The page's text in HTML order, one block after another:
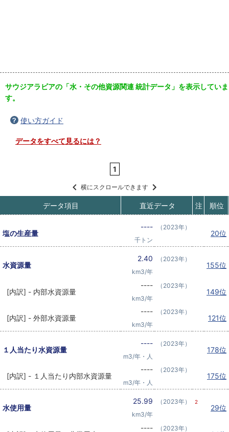
サウジアラビアの「水・その他資源関連 統計データ」を表示していま
す。
使い方ガイド
データをすべて見るには？
1
横にスクロールできます
データ項目 直近データ 注 順位
塩の生産量
----
千トン
（2023年）
20位
水資源量
2.40
km3/年
（2023年）
155位
[内訳] - 内部水資源量
----
km3/年
（2023年）
149位
[内訳] - 外部水資源量
----
km3/年
（2023年）
121位
１人当たり水資源量
----
m3/年・人
（2023年）
178位
[内訳] - １人当たり内部水資源量
----
m3/年・人
（2023年）
175位
水使用量
25.99
km3/年
（2023年） 2
29位
---- （2023年）